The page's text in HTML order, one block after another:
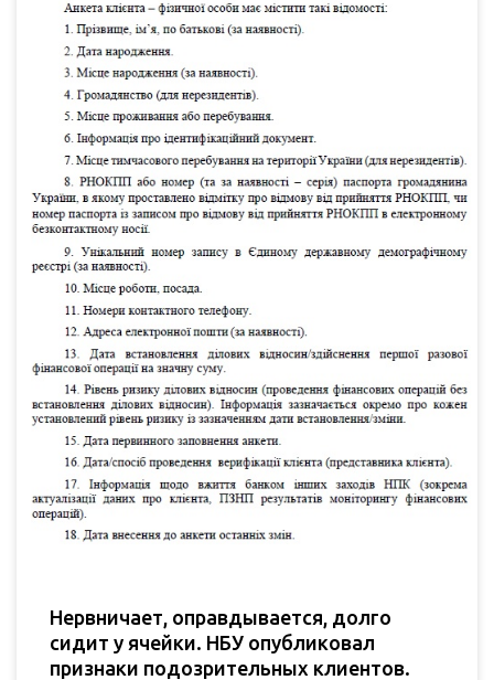
Нервничает, оправдывается, долго
сидит у ячейки. НБУ опубликовал
признаки подозрительных клиентов.